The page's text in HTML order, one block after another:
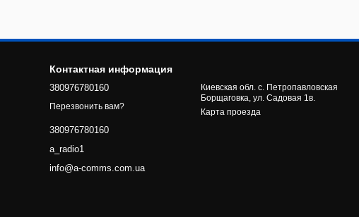
Контактная информация
380976780160
Перезвонить вам?
380976780160
a_radio1
info@a-comms.com.ua
Киевская обл. с. Петропавловская
Борщаговка, ул. Садовая 1в.
Карта проезда